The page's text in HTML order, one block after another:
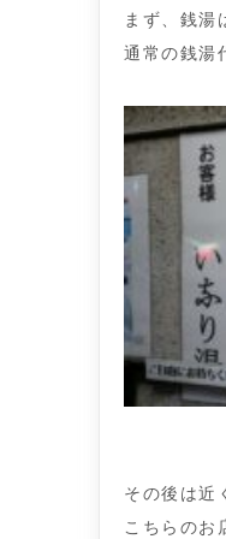
まず、銭湯
通常の銭湯
その後は近
こちらのお